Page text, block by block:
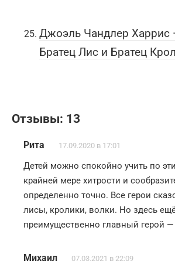
Джоэль Чандлер Харрис
Братец Лис и Братец
Отзывы: 13
Рита 17.09.2020 в 17:01
Детей можно спокойно учить по
крайней мере хитрости и
определенно точно. Все герои
лисы, кролики, волки. Но здесь
преимущественно главный герой —
Михаил 07.03.2021 в 22:09